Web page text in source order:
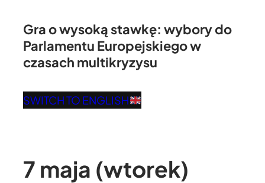
Gra o wysoką stawkę: wybory do
Parlamentu Europejskiego w
czasach multikryzysu
SWITCH TO ENGLISH
7 maja (wtorek)